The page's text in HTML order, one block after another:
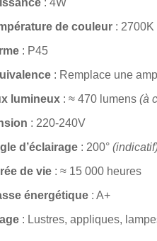
: 4W
de couleur :
: P45
: Remplace une
lumineux : ≈ 470 lumens (à
: 220-240V
d’éclairage : 200°
de vie : ≈ 15 000 heures
énergétique : A+
: Lustres, appliques,